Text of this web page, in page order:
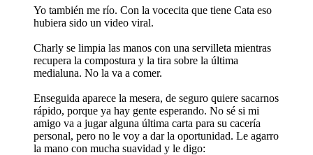
Yo también me río. Con la vocecita que tiene Cata eso
hubiera sido un video viral.
Charly se limpia las manos con una servilleta mientras
recupera la compostura y la tira sobre la última
medialuna. No la va a comer.
Enseguida aparece la mesera, de seguro quiere sacarnos
rápido, porque ya hay gente esperando. No sé si mi
amigo va a jugar alguna última carta para su cacería
personal, pero no le voy a dar la oportunidad. Le agarro
la mano con mucha suavidad y le digo: